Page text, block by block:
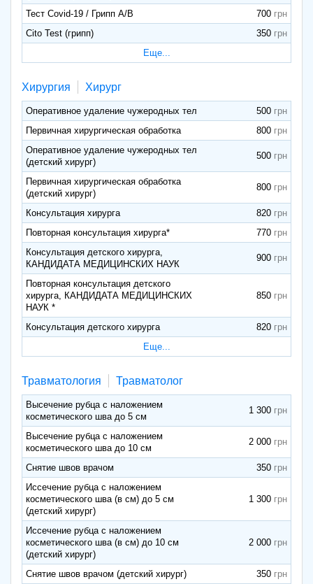
Тест Covid-19 / Грипп А/В
700
Cito Test (грипп)
350
Еще...
Хирургия Хирург
Оперативное удаление чужеродных тел
500
Первичная хирургическая обработка
800
Оперативное удаление чужеродных тел
(детский хирург)
500
Первичная хирургическая обработка
(детский хирург)
800
Консультация хирурга
820
Повторная консультация хирурга*
770
Консультация детского хирурга,
КАНДИДАТА МЕДИЦИНСКИХ НАУК
900
Повторная консультация детского
хирурга, КАНДИДАТА МЕДИЦИНСКИХ
НАУК *
850
Консультация детского хирурга
820
Еще...
Травматология Травматолог
Высечение рубца с наложением
косметического шва до 5 см
1 300
Высечение рубца с наложением
косметического шва до 10 см
2 000
Снятие швов врачом
350
Иссечение рубца с наложением
косметического шва (в см) до 5 см
(детский хирург)
1 300
Иссечение рубца с наложением
косметического шва (в см) до 10 см
(детский хирург)
2 000
Снятие швов врачом (детский хирург) 350